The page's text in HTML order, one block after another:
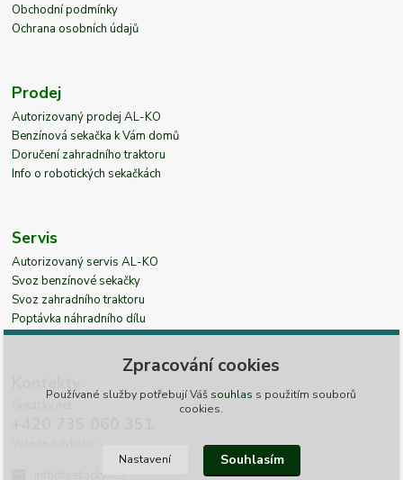
Obchodní podmínky
Ochrana osobních údajů
Prodej
Autorizovaný prodej AL-KO
Benzínová sekačka k Vám domů
Doručení zahradního traktoru
Info o robotických sekačkách
Servis
Autorizovaný servis AL-KO
Svoz benzínové sekačky
Svoz zahradního traktoru
Poptávka náhradního dílu
info@sekacky.net
Zpracování cookies
Používané služby potřebují Váš souhlas s použitím souborů
cookies.
Nastavení Souhlasím